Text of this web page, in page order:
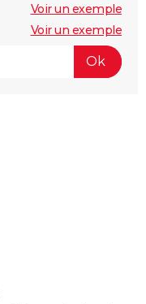
Voir un exemple
Voir un exemple